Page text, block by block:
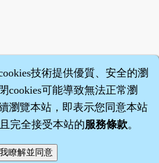
‧沈藥子©2008～2026
技術提供優質、安全的瀏
cookies可能導致無法正常瀏
瀏覽本站，即表示您同意本站
完全接受本站的服務條款。